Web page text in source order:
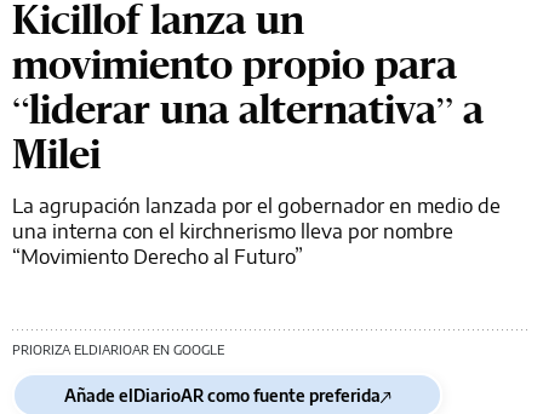
Kicillof lanza un
movimiento propio para
“liderar una alternativa” a
Milei
La agrupación lanzada por el gobernador en medio de
una interna con el kirchnerismo lleva por nombre
“Movimiento Derecho al Futuro”
PRIORIZA ELDIARIOAR EN GOOGLE
Añade elDiarioAR como fuente preferida